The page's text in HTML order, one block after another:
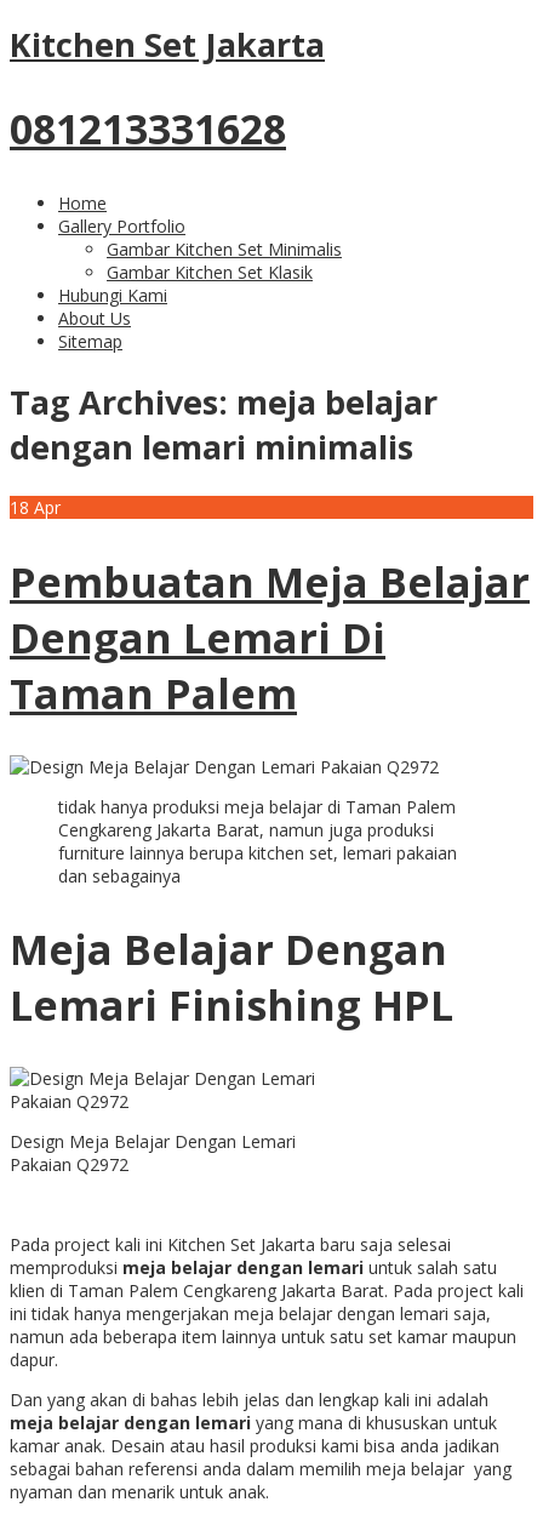
Kitchen Set Jakarta
081213331628
Home
Gallery Portfolio
Gambar Kitchen Set Minimalis
Gambar Kitchen Set Klasik
Hubungi Kami
About Us
Sitemap
Tag Archives: meja belajar
dengan lemari minimalis
18 Apr
Pembuatan Meja Belajar
Dengan Lemari Di
Taman Palem
tidak hanya produksi meja belajar di Taman Palem
Cengkareng Jakarta Barat, namun juga produksi
furniture lainnya berupa kitchen set, lemari pakaian
dan sebagainya
Meja Belajar Dengan
Lemari Finishing HPL
Design Meja Belajar Dengan Lemari
Pakaian Q2972
Pada project kali ini Kitchen Set Jakarta baru saja selesai
memproduksi meja belajar dengan lemari untuk salah satu
klien di Taman Palem Cengkareng Jakarta Barat. Pada project kali
ini tidak hanya mengerjakan meja belajar dengan lemari saja,
namun ada beberapa item lainnya untuk satu set kamar maupun
dapur.
Dan yang akan di bahas lebih jelas dan lengkap kali ini adalah
meja belajar dengan lemari yang mana di khususkan untuk
kamar anak. Desain atau hasil produksi kami bisa anda jadikan
sebagai bahan referensi anda dalam memilih meja belajar yang
nyaman dan menarik untuk anak.